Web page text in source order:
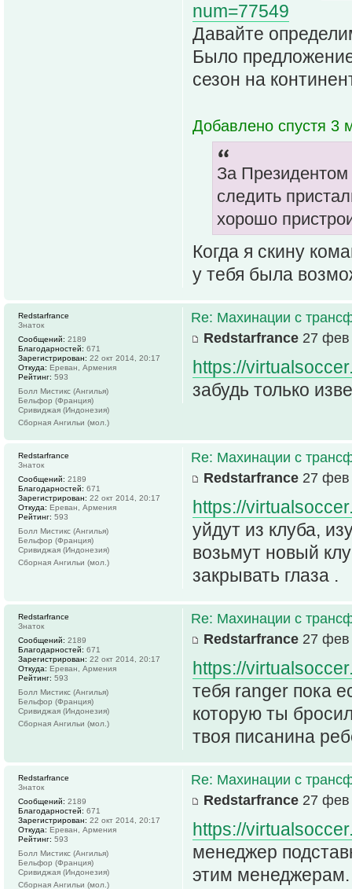
num=77549
Давайте
Было
сезон на
Добавлено спустя 3
За
следить
хорошо
Когда я скину
у тебя была
Re: Махинации с
Redstarfrance 27 фев
https://
забудь только
Redstarfrance
Знаток
Сообщений: 2189
Благодарностей: 671
Зарегистрирован: 22 окт 2014, 20:17
Откуда: Ереван, Армения
Рейтинг: 593
Болл Мистикс (Ангилья)
Бельфор (Франция)
Сривиджая (Индонезия)
Сборная Ангильи (мол.)
Re: Махинации с
Redstarfrance 27 фев
https://
уйдут из клуба,
возьмут новый
закрывать глаза .
Redstarfrance
Знаток
Сообщений: 2189
Благодарностей: 671
Зарегистрирован: 22 окт 2014, 20:17
Откуда: Ереван, Армения
Рейтинг: 593
Болл Мистикс (Ангилья)
Бельфор (Франция)
Сривиджая (Индонезия)
Сборная Ангильи (мол.)
Re: Махинации с
Redstarfrance 27 фев
https://
тебя ranger пока
которую ты
твоя писанина
Redstarfrance
Знаток
Сообщений: 2189
Благодарностей: 671
Зарегистрирован: 22 окт 2014, 20:17
Откуда: Ереван, Армения
Рейтинг: 593
Болл Мистикс (Ангилья)
Бельфор (Франция)
Сривиджая (Индонезия)
Сборная Ангильи (мол.)
Re: Махинации с
Redstarfrance 27 фев
https://
менеджер
этим менеджерам.
Redstarfrance
Знаток
Сообщений: 2189
Благодарностей: 671
Зарегистрирован: 22 окт 2014, 20:17
Откуда: Ереван, Армения
Рейтинг: 593
Болл Мистикс (Ангилья)
Бельфор (Франция)
Сривиджая (Индонезия)
Сборная Ангильи (мол.)